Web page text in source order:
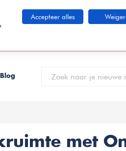
je kiezen voor de
met
Accepteer alles